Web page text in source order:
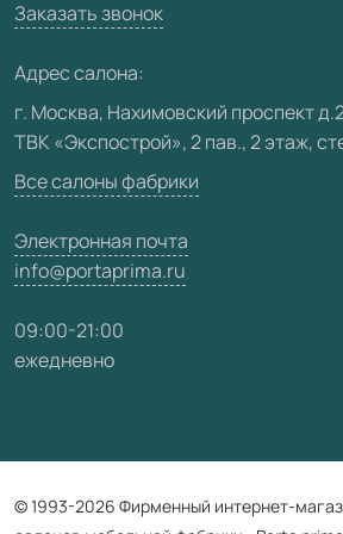
Юридическая информация
Вакансии
Карта сайта
Заказать звонок
Адрес салона:
г. Москва, Нахимовский проспект
ТВК «Экспострой», 2 пав., 2 этаж,
Все салоны фабрики
Электронная почта
info@portaprima.ru
09:00-21:00
ежедневно
© 1993-2026 Фирменный интернет-